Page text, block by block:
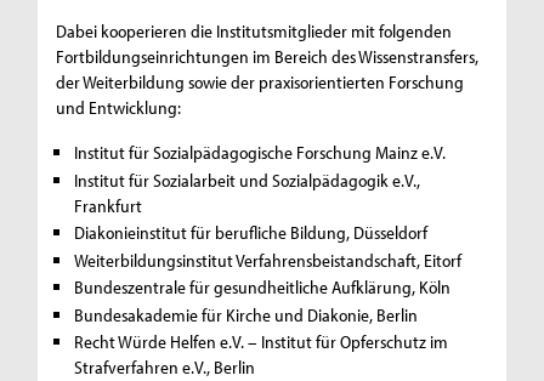
Dabei kooperieren die Institutsmitglieder mit folgenden
Fortbildungseinrichtungen im Bereich des Wissenstransfers,
der Weiterbildung sowie der praxisorientierten Forschung
und Entwicklung:
Institut für Sozialpädagogische Forschung Mainz e.V.
Institut für Sozialarbeit und Sozialpädagogik e.V.,
Frankfurt
Diakonieinstitut für berufliche Bildung, Düsseldorf
Weiterbildungsinstitut Verfahrensbeistandschaft, Eitorf
Bundeszentrale für gesundheitliche Aufklärung, Köln
Bundesakademie für Kirche und Diakonie, Berlin
Recht Würde Helfen e.V. – Institut für Opferschutz im
Strafverfahren e.V., Berlin